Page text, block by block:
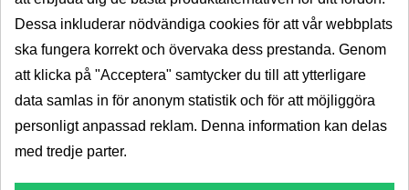
Takräcke Thule Wingbar EVO Black - Audi
E-Tron
Thule
2 Taklasthållare av aluminium till Audi E-tron 2019».
Dessa inkluderar nödvändiga cookies för att vår webbplats
ska fungera korrekt och övervaka dess prestanda. Genom
att klicka på "Acceptera" samtycker du till att ytterligare
data samlas in för anonym statistik och för att möjliggöra
personligt anpassad reklam. Denna information kan delas
med tredje parter.